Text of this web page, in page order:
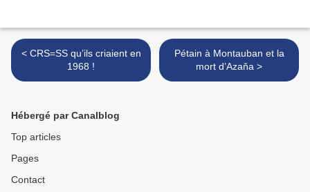
< CRS=SS qu’ils criaient en
1968 !
Pétain à Montauban et la
mort d’Azaňa >
Hébergé par Canalblog
Top articles
Pages
Contact